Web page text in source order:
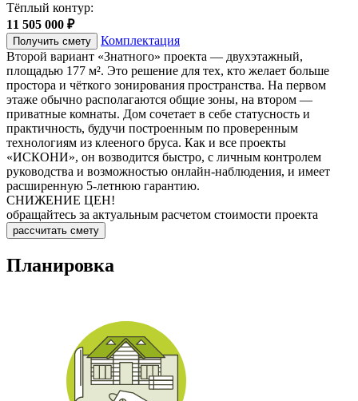
Тёплый контур:
11 505 000 ₽
Получить смету
Комплектация
Второй вариант «Знатного» проекта — двухэтажный,
площадью 177 м². Это решение для тех, кто желает больше
простора и чёткого зонирования пространства. На первом
этаже обычно располагаются общие зоны, на втором —
приватные комнаты. Дом сочетает в себе статусность и
практичность, будучи построенным по проверенным
технологиям из клееного бруса. Как и все проекты
«ИСКОНИ», он возводится быстро, с личным контролем
руководства и возможностью онлайн-наблюдения, и имеет
расширенную 5-летнюю гарантию.
СНИЖЕНИЕ ЦЕН!
обращайтесь за актуальным расчетом стоимости проекта
рассчитать смету
Планировка